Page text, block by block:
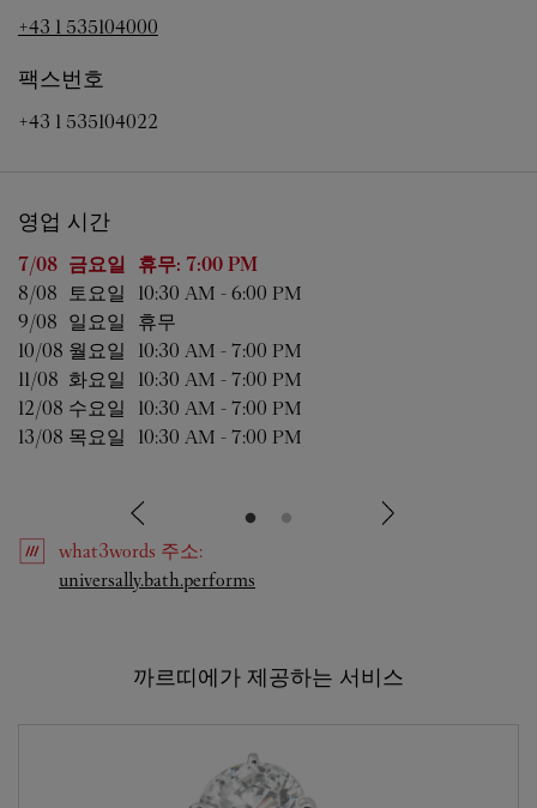
+43 1 535104000
팩스번호
+43 1 535104022
영업 시간
요일영업 시간
7/08 금요일 휴무: 7:00 PM
8/08 토요일 10:30 AM - 6:00 PM
9/08 일요일
휴무
10/08 월요일 10:30 AM - 7:00 PM
11/08 화요일 10:30 AM - 7:00 PM
12/08 수요일 10:30 AM - 7:00 PM
13/08 목요일 10:30 AM - 7:00 PM
what3words 주소:
universally.bath.performs
까르띠에가 제공하는 서비스